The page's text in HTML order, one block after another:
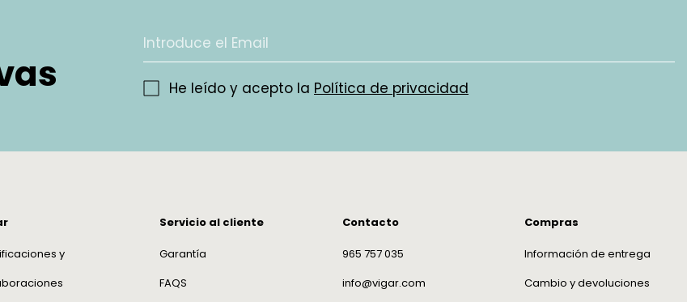
¿Tengo que pagar gastos de devolución?
En Vigar, valoramos la confianza que depositas en
defectuosos, donde los gastos de devolución
He leído y acepto la Política de privacidad
y
Servicio al cliente
Garantía
FAQS
Contacto
965 757 035
info@vigar.com
Compras
Información de entrega
Cambio y devoluciones